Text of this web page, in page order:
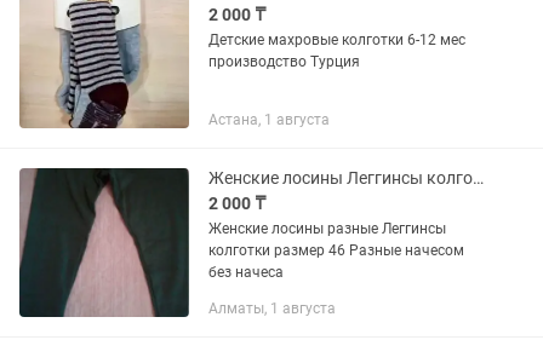
2 000 ₸
Детские махровые колготки 6-12 мес
производство Турция
Астана, 1 августа
Женские лосины Леггинсы колготки
2 000 ₸
Женские лосины разные Леггинсы
колготки размер 46 Разные начесом
без начеса
Алматы, 1 августа